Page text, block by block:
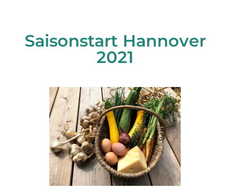
Saisonstart Hannover
2021